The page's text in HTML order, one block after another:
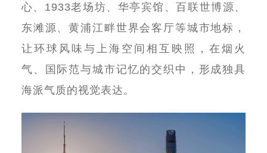
心、 1933老场坊、华亭宾馆、百联世博源、
东滩源、黄浦江畔世界会客厅等城市地标，
让环球风味与上海空间相互映照，在烟火
气、国际范与城市记忆的交织中，形成独具
海派气质的视觉表达。